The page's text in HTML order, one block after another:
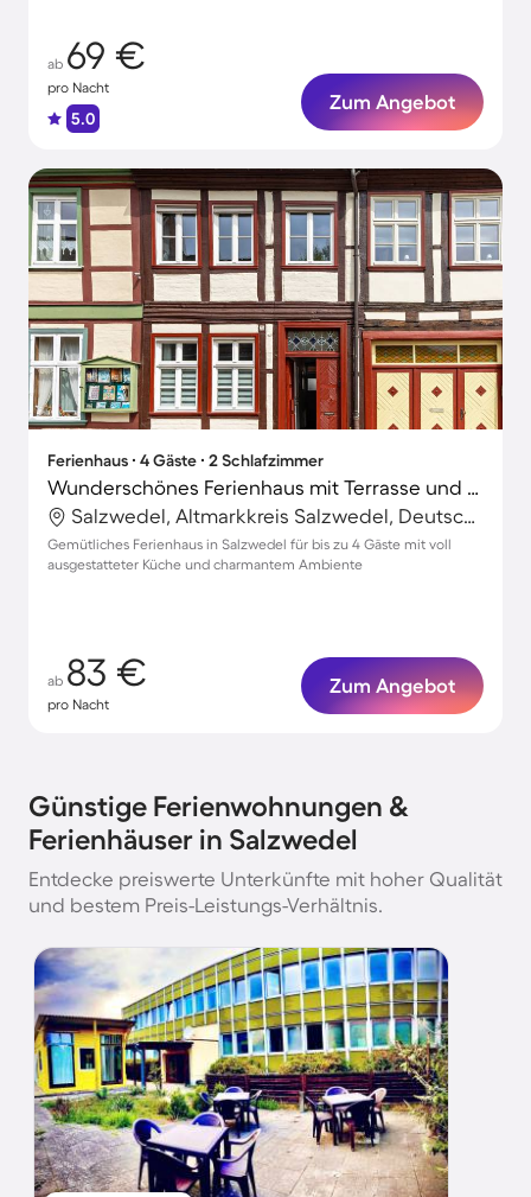
ab 69 €
pro Nacht
5.0
Zum Angebot
Ferienhaus ∙ 4 Gäste ∙ 2 Schlafzimmer
Wunderschönes Ferienhaus mit Terrasse und Grill
Salzwedel, Altmarkkreis Salzwedel, Deutschland
Gemütliches Ferienhaus in Salzwedel für bis zu 4 Gäste mit voll
ausgestatteter Küche und charmantem Ambiente
ab 83 €
pro Nacht
Zum Angebot
Günstige Ferienwohnungen &
Ferienhäuser in Salzwedel
Entdecke preiswerte Unterkünfte mit hoher Qualität
und bestem Preis-Leistungs-Verhältnis.